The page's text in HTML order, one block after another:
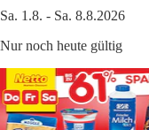
Sa. 1.8. - Sa. 8.8.2026
Nur noch heute gültig